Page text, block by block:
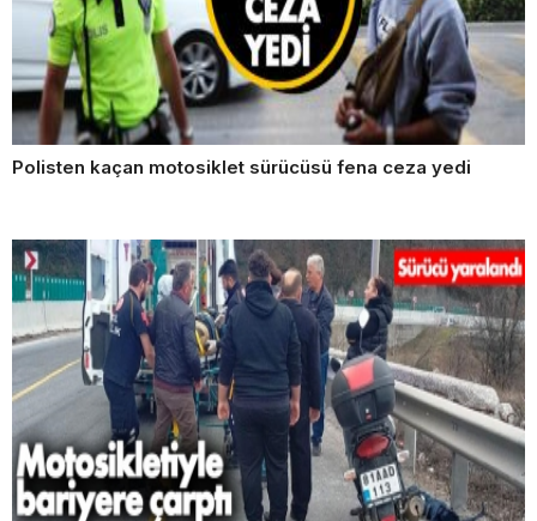
Polisten kaçan motosiklet sürücüsü fena ceza yedi